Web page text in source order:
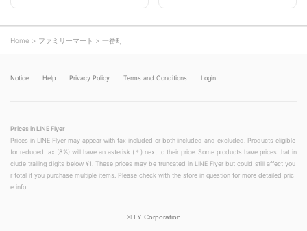
l
o
l
Home ファミリーマート 一番町
Notice Help Privacy Policy Terms and Conditions Login
Prices in LINE Flyer
Prices in LINE Flyer may appear with tax included or both included and excluded. Products eligible
for reduced tax (8%) will have an asterisk (＊) next to their price. Some products have prices that in
clude trailing digits below ¥1. These prices may be truncated in LINE Flyer but could still affect you
r total if you purchase multiple items. Please check with the store in question for more detailed pric
e info.
© LY Corporation